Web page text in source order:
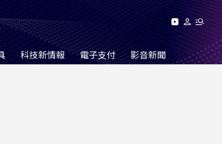
科技新情報 電子支付 影音新聞